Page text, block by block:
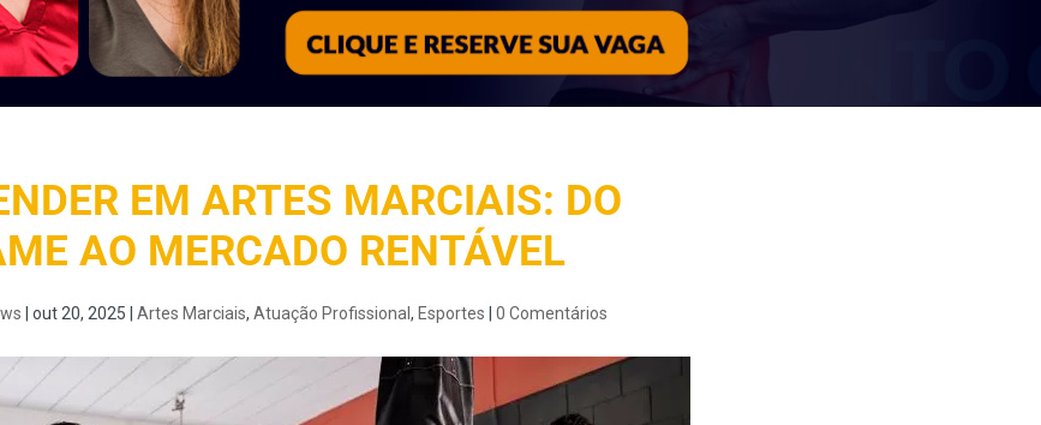
EM ARTES MARCIAIS: DO
AO MERCADO RENTÁVEL
out 20, 2025 Artes Marciais, Atuação Profissional , Esportes 0 Comentários